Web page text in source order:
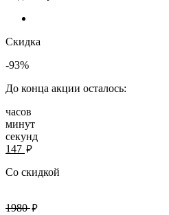
Скидка
-93%
До конца акции осталось:
часов
минут
секунд
147 руб.
Со скидкой
1980руб.